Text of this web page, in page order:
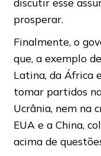
prosperar.
Finalmente, o
que, a exemplo
Latina, da África
tomar partidos
Ucrânia, nem na
EUA e a China,
acima de